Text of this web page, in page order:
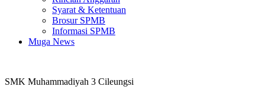
Syarat & Ketentuan
Brosur SPMB
Informasi SPMB
Muga News
SMK Muhammadiyah 3 Cileungsi